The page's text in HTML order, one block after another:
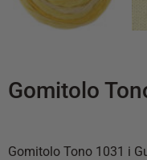
Gomitolo
Gomitolo Tono 1031 i